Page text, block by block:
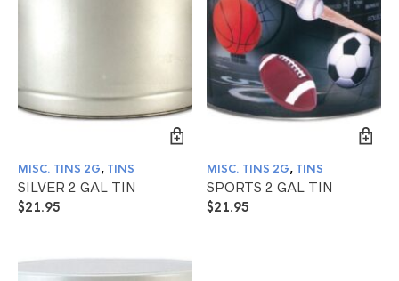
MISC. TINS 2G, TINS
SILVER 2 GAL TIN
$21.95
MISC. TINS 2G, TINS
SPORTS 2 GAL TIN
$21.95